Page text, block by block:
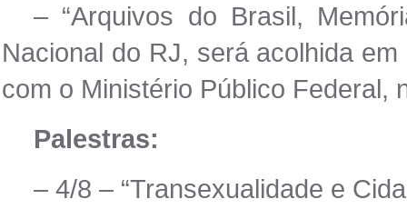
– “Arquivos do Brasil,
Nacional do RJ, será acolhida
com o Ministério Público Federal,
Palestras:
– 4/8 – “Transexualidade e